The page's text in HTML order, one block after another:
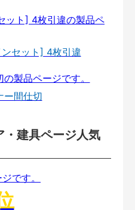
セット] 4枚引違
ー間仕切
・建具ページ人気